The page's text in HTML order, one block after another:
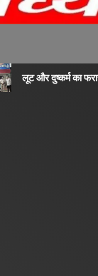
लूट और दुष्कर्म का